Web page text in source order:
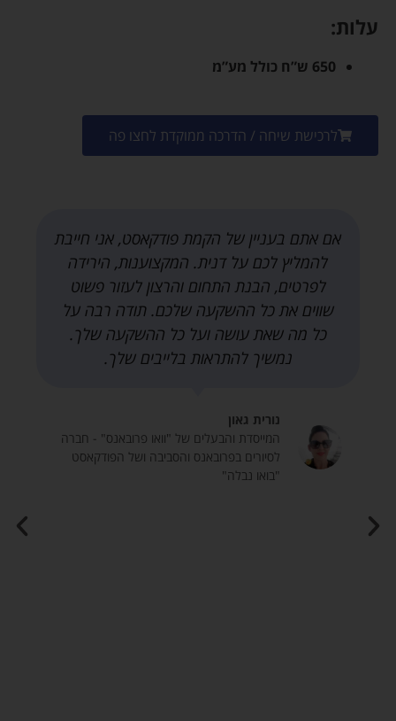
עלות:
650 ש”ח כולל מע”מ
לרכישת שיחה / הדרכה ממוקדת לחצו פה
אם אתם בעניין של הקמת פודקאסט, אני חייבת
להמליץ לכם על דנית. המקצוענות, הירידה
לפרטים, הבנת התחום והרצון לעזור פשוט
שווים את כל ההשקעה שלכם. תודה רבה על
כל מה שאת עושה ועל כל ההשקעה שלך.
נמשיך להתראות בלייבים שלך.
נורית גאון
המייסדת והבעלים של "וואו פרובאנס" - חברה
לסיורים בפרובאנס והסביבה ושל הפודקאסט
"בואו נבלה"